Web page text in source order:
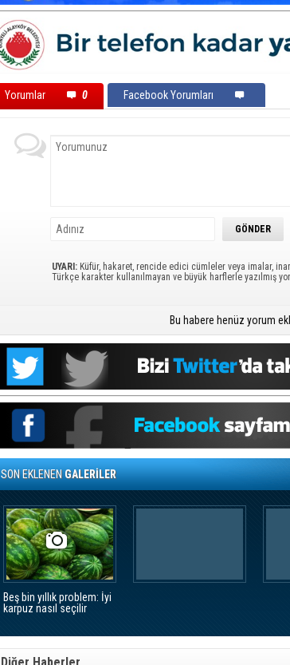
Yorumlar 0 Facebook Yorumları
UYARI: Küfür, hakaret, rencide edici cümleler veya imalar,
Türkçe karakter kullanılmayan ve büyük harflerle yazılmış
Bu habere henüz yorum
SON EKLENENGALERİLER
Beş bin yıllık problem: İyi
karpuz nasıl seçilir